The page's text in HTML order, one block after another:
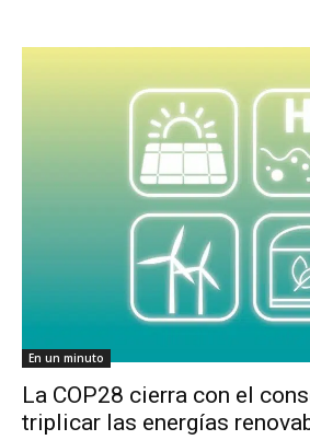
En un minuto
La COP28 cierra con el
triplicar las energías